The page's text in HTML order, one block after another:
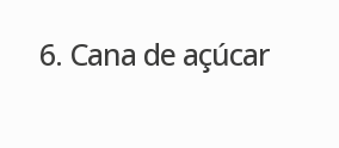
6. Cana de açúcar